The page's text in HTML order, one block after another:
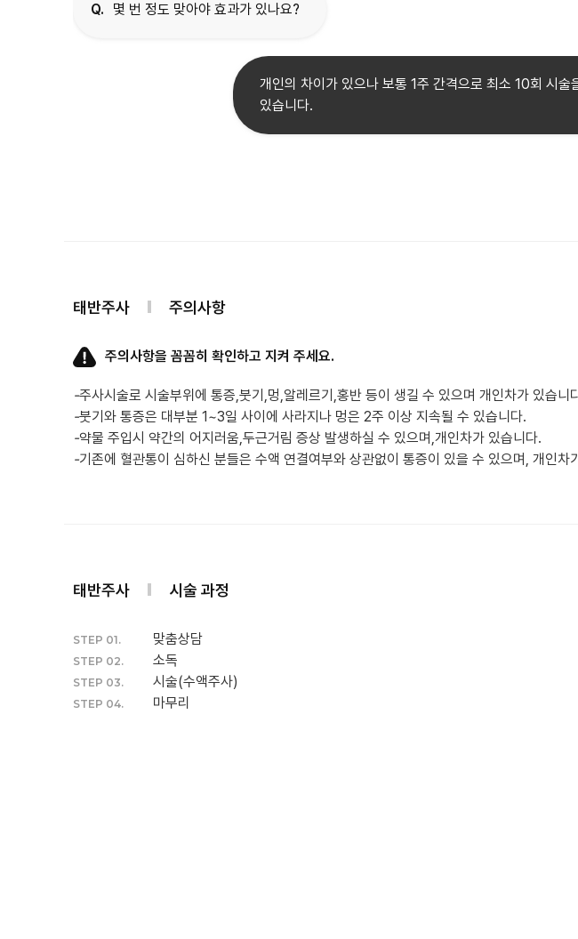
Q. 몇 번 정도 맞아야 효과가 있나요?
개인의 차이가 있으나 보통 1주 간격으로 최소 10회 시술
있습니다.
태반주사 주의사항
주의사항을 꼼꼼히 확인하고 지켜 주세요.
-주사시술로 시술부위에 통증,붓기,멍,알레르기,홍반 등이 생길 수 있으며 개인차가 있습니
-붓기와 통증은 대부분 1~3일 사이에 사라지나 멍은 2주 이상 지속될 수 있습니다.
-약물 주입시 약간의 어지러움,두근거림 증상 발생하실 수 있으며,개인차가 있습니다.
-기존에 혈관통이 심하신 분들은 수액 연결여부와 상관없이 통증이 있을 수 있으며, 개인차
태반주사 시술 과정
STEP 01. 맞춤상담
STEP 02. 소독
STEP 03. 시술(수액주사)
STEP 04. 마무리